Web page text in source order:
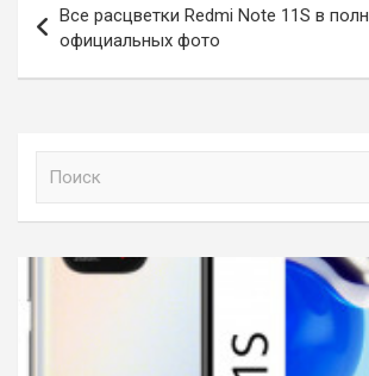
по
записям
Все расцветки Redmi Note 11S в
официальных фото
к